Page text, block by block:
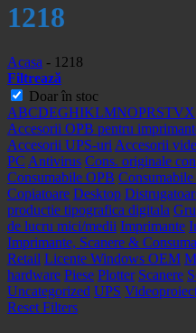
1218
Acasa - 1218
Filtrează
Doar în stoc
ABCDEGHIKLMNOPRSTVX
Accesorii OPB pentru
Accesorii UPS-uri Accesorii
PC Antivirus Cons. originale
Consumabile OPB
Copiatoare Desktop
productie tipografica digitala
de lucru mici/medii Imprimante
Imprimante, Scanere &
Retail Licente Windows OEM
hardware Piese Plotter Scanere
Uncategorized UPS
Reset Filters